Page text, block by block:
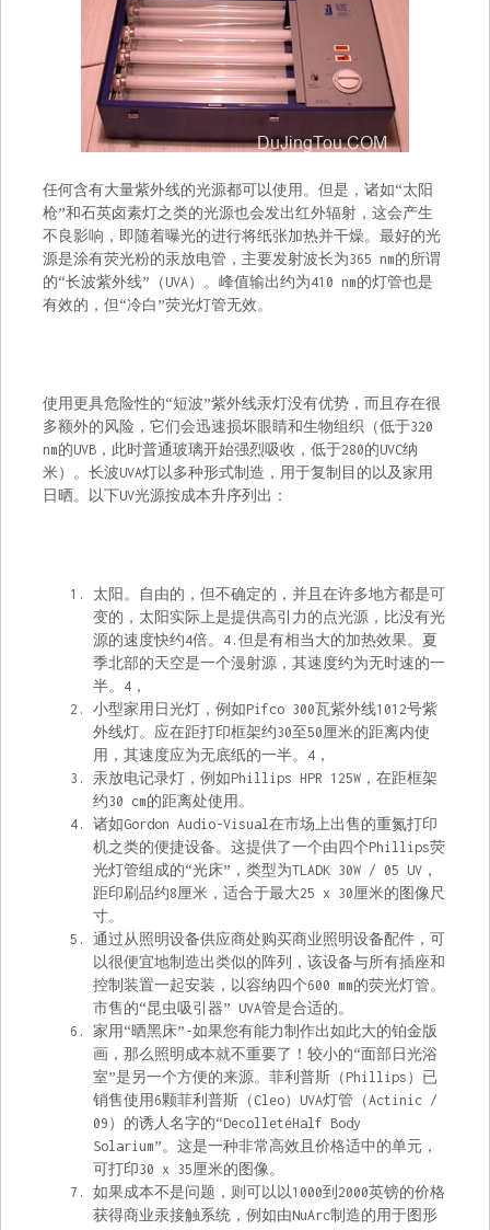
任何含有大量紫外线的光源都可以使用。但是，诸如“太阳
枪”和石英卤素灯之类的光源也会发出红外辐射，这会产生
不良影响，即随着曝光的进行将纸张加热并干燥。最好的光
源是涂有荧光粉的汞放电管，主要发射波长为365 nm的所谓
的“长波紫外线”（UVA）。峰值输出约为410 nm的灯管也是
有效的，但“冷白”荧光灯管无效。
使用更具危险性的“短波”紫外线汞灯没有优势，而且存在很
多额外的风险，它们会迅速损坏眼睛和生物组织（低于320
nm的UVB，此时普通玻璃开始强烈吸收，低于280的UVC纳
米）。长波UVA灯以多种形式制造，用于复制目的以及家用
日晒。以下UV光源按成本升序列出：
太阳。自由的，但不确定的，并且在许多地方都是可
变的，太阳实际上是提供高引力的点光源，比没有光
源的速度快约4倍。4.但是有相当大的加热效果。夏
季北部的天空是一个漫射源，其速度约为无时速的一
半。4，
小型家用日光灯，例如Pifco 300瓦紫外线1012号紫
外线灯。应在距打印框架约30至50厘米的距离内使
用，其速度应为无底纸的一半。4，
汞放电记录灯，例如Phillips HPR 125W，在距框架
约30 cm的距离处使用。
诸如Gordon Audio-Visual在市场上出售的重氮打印
机之类的便捷设备。这提供了一个由四个Phillips荧
光灯管组成的“光床”，类型为TLADK 30W / 05 UV，
距印刷品约8厘米，适合于最大25 x 30厘米的图像尺
寸。
通过从照明设备供应商处购买商业照明设备配件，可
以很便宜地制造出类似的阵列，该设备与所有插座和
控制装置一起安装，以容纳四个600 mm的荧光灯管。
市售的“昆虫吸引器” UVA管是合适的。
家用“晒黑床”-如果您有能力制作出如此大的铂金版
画，那么照明成本就不重要了！较小的“面部日光浴
室”是另一个方便的来源。菲利普斯（Phillips）已
销售使用6颗菲利普斯（Cleo）UVA灯管（Actinic /
09）的诱人名字的“DecolletéHalf Body
Solarium”。这是一种非常高效且价格适中的单元，
可打印30 x 35厘米的图像。
如果成本不是问题，则可以以1000到2000英镑的价格
获得商业汞接触系统，例如由NuArc制造的用于图形